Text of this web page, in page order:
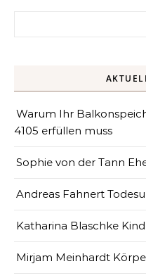
Warum Ihr
4105 erfüllen muss
Sophie von der Tann
Andreas Fahnert
Katharina Blaschke
Mirjam Meinhardt